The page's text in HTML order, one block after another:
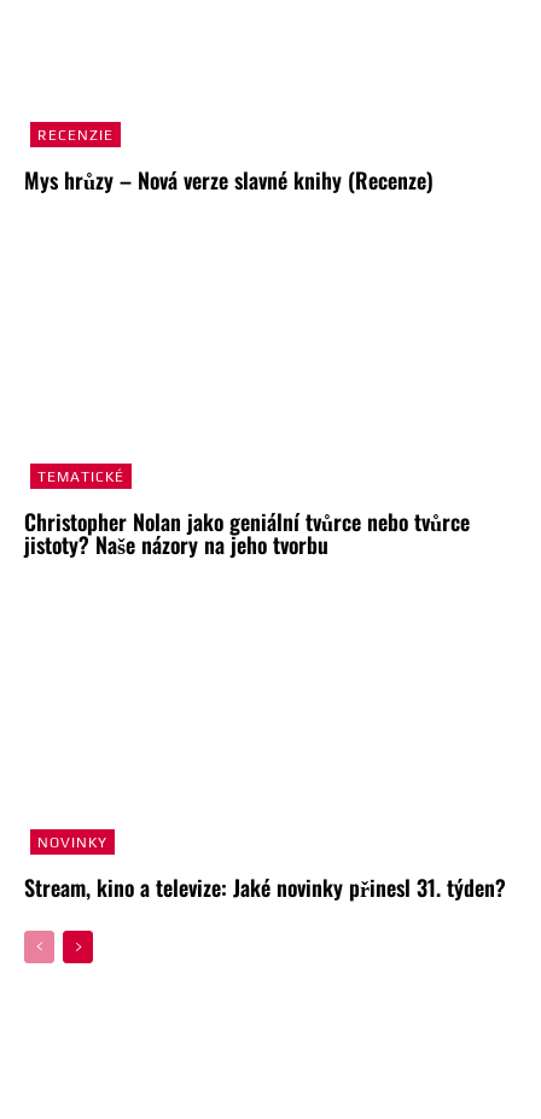
RECENZIE
Mys hrůzy – Nová verze slavné knihy (Recenze)
TEMATICKÉ
Christopher Nolan jako geniální tvůrce nebo tvůrce
jistoty? Naše názory na jeho tvorbu
NOVINKY
Stream, kino a televize: Jaké novinky přinesl 31. týden?